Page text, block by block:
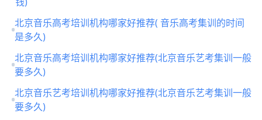
北京音乐高考培训机构哪家好推荐( 音乐高考集训的时间
是多久)
北京音乐高考培训机构哪家好推荐(北京音乐艺考集训一般
要多久)
北京音乐艺考培训机构哪家好推荐(北京音乐艺考集训一般
要多久)